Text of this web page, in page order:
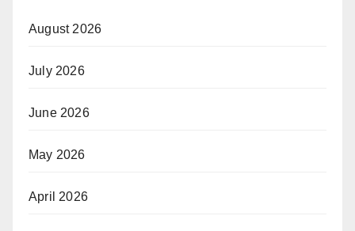
August 2026
July 2026
June 2026
May 2026
April 2026